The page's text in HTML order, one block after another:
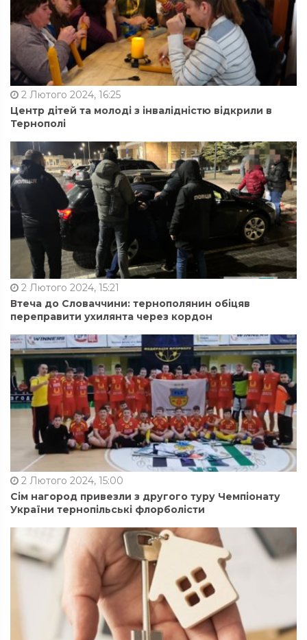
2 Лютого 2024, 16:25
Центр дітей та молоді з інвалідністю відкрили в
Тернополі
2 Лютого 2024, 15:21
Втеча до Словаччини: тернополянин обіцяв
переправити ухилянта через кордон
2 Лютого 2024, 15:00
Сім нагород привезли з другого туру Чемпіонату
України тернопільські флорболісти